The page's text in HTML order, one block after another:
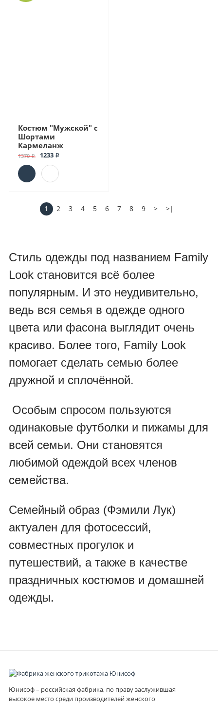
Костюм "Мужской" с
Шортами
Кармеланж
1370 ₽ 1233 ₽
1 2 3 4 5 6 7 8 9 > >|
Стиль одежды под названием Family
Look становится всё более
популярным. И это неудивительно,
ведь вся семья в одежде одного
цвета или фасона выглядит очень
красиво. Более того, Family Look
помогает сделать семью более
дружной и сплочённой.
Особым спросом пользуются
одинаковые футболки и пижамы для
всей семьи. Они становятся
любимой одеждой всех членов
семейства.
Семейный образ (Фэмили Лук)
актуален для фотосессий,
совместных прогулок и
путешествий, а также в качестве
праздничных костюмов и домашней
одежды.
Юнисоф – российская фабрика, по праву заслужившая
высокое место среди производителей женского